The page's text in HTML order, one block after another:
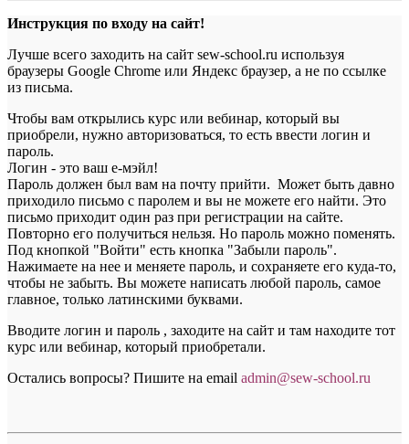
Инструкция по входу на сайт!
Лучше всего заходить на сайт sew-school.ru используя
браузеры Google Chrome или Яндекс браузер, а не по ссылке
из письма.
Чтобы вам открылись курс или вебинар, который вы
приобрели, нужно авторизоваться, то есть ввести логин и
пароль.
Логин - это ваш е-мэйл!
Пароль должен был вам на почту прийти. Может быть давно
приходило письмо с паролем и вы не можете его найти. Это
письмо приходит один раз при регистрации на сайте.
Повторно его получиться нельзя. Но пароль можно поменять.
Под кнопкой "Войти" есть кнопка "Забыли пароль".
Нажимаете на нее и меняете пароль, и сохраняете его куда-то,
чтобы не забыть. Вы можете написать любой пароль, самое
главное, только латинскими буквами.
Вводите логин и пароль , заходите на сайт и там находите тот
курс или вебинар, который приобретали.
Остались вопросы? Пишите на email admin@sew-school.ru